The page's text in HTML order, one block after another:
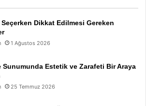
Seçerken Dikkat Edilmesi Gereken
1 Ağustos 2026
Sunumunda Estetik ve Zarafeti Bir Araya
25 Temmuz 2026